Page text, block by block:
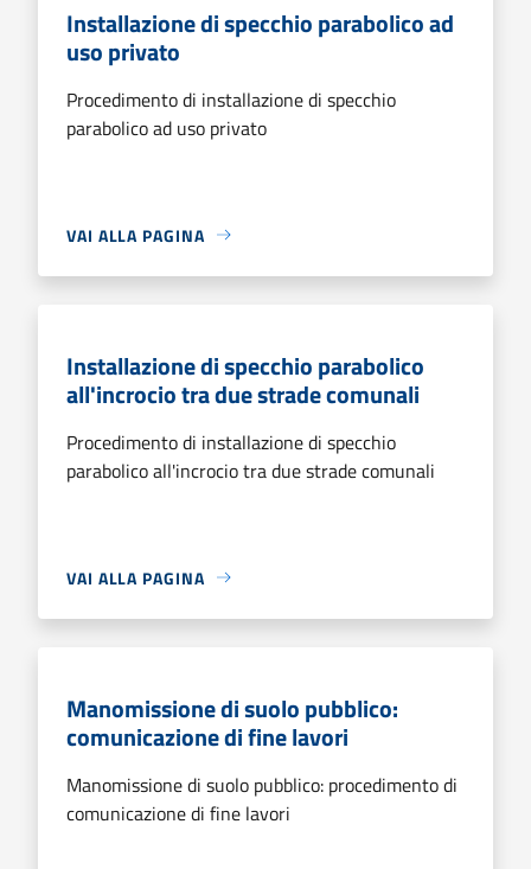
Installazione di specchio parabolico ad
uso privato
Procedimento di installazione di specchio
parabolico ad uso privato
VAI ALLA PAGINA
Installazione di specchio parabolico
all'incrocio tra due strade comunali
Procedimento di installazione di specchio
parabolico all'incrocio tra due strade comunali
VAI ALLA PAGINA
Manomissione di suolo pubblico:
comunicazione di fine lavori
Manomissione di suolo pubblico: procedimento di
comunicazione di fine lavori